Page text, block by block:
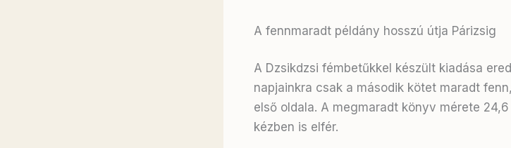
A fennmaradt példány hosszú útja Párizsig
A Dzsikdzsi fémbetűkkel készült kiadása
napjainkra csak a második kötet maradt
első oldala. A megmaradt könyv mérete
kézben is elfér.